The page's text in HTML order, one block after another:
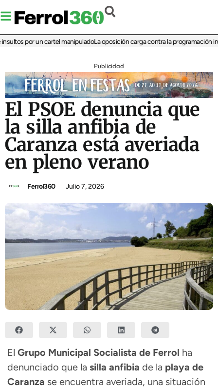
por un cartel manipuladoLa oposición carga contra la programación
Publicidad
El PSOE denuncia que
la silla anfibia de
Caranza está averiada
en pleno verano
Ferrol360 Julio 7, 2026
El Grupo Municipal Socialista de Ferrol ha
denunciado que la silla anfibia de la playa de
Caranza se encuentra averiada, una situación